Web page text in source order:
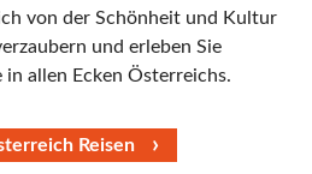
von der Schönheit und Kultur
und erleben Sie
allen Ecken Österreichs.
Reisen